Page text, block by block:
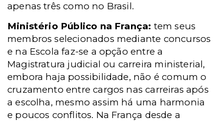
apenas três como no Brasil.
Ministério Público na França: tem seus
membros selecionados mediante concursos
e na Escola faz-se a opção entre a
Magistratura judicial ou carreira ministerial,
embora haja possibilidade, não é comum o
cruzamento entre cargos nas carreiras após
a escolha, mesmo assim há uma harmonia
e poucos conflitos. Na França desde a